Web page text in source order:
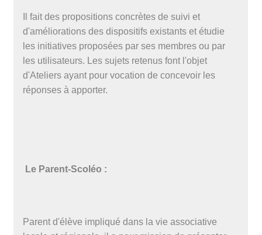
Il fait des propositions concrètes de suivi et
d'améliorations des dispositifs existants et étudie
les initiatives proposées par ses membres ou par
les utilisateurs. Les sujets retenus font l'objet
d'Ateliers ayant pour vocation de concevoir les
réponses à apporter.
Le Parent-Scoléo :
Parent d'élève impliqué dans la vie associative